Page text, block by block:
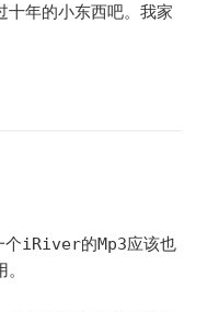
十年的小东西吧。我家
个iRiver的Mp3应该也